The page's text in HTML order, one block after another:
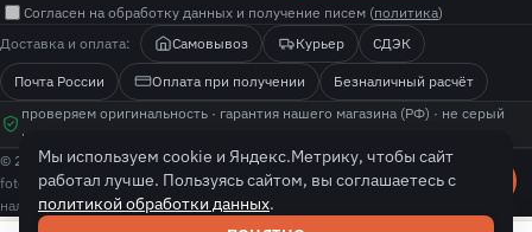
Согласен на обработку данных и получение писем (политика)
Доставка и оплата: Самовывоз Курьер
СДЭК
Почта России
Оплата при получении
Безналичный расчёт
проверяем оригинальность · гарантия нашего магазина (РФ) · не серый
импорт · покажем, как проверить подлинность
© 2026 fotolit. Все права защищены.
fotolit — независимый магазин-реселлер с собственной гарантией. Цены и
наличие уточняйте у менеджера.
Мы используем cookie и Яндекс.Метрику, чтобы сайт
работал лучше. Пользуясь сайтом, вы соглашаетесь с
политикой обработки данных.